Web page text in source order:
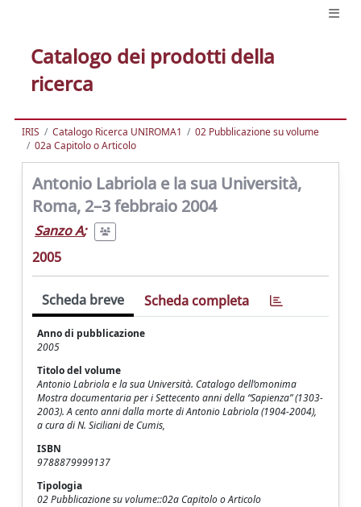
Catalogo dei prodotti della
ricerca
IRIS Catalogo Ricerca UNIROMA1
02 Pubblicazione su volume
02a Capitolo o Articolo
Antonio Labriola e la sua Università,
Roma, 2–3 febbraio 2004
Sanzo A;
2005
Scheda breve Scheda completa
Anno di pubblicazione
2005
Titolo del volume
Antonio Labriola e la sua Università. Catalogo dell’omonima
Mostra documentaria per i Settecento anni della “Sapienza” (1303-
2003). A cento anni dalla morte di Antonio Labriola (1904-2004),
a cura di N. Siciliani de Cumis,
ISBN
9788879999137
Tipologia
02 Pubblicazione su volume::02a Capitolo o Articolo